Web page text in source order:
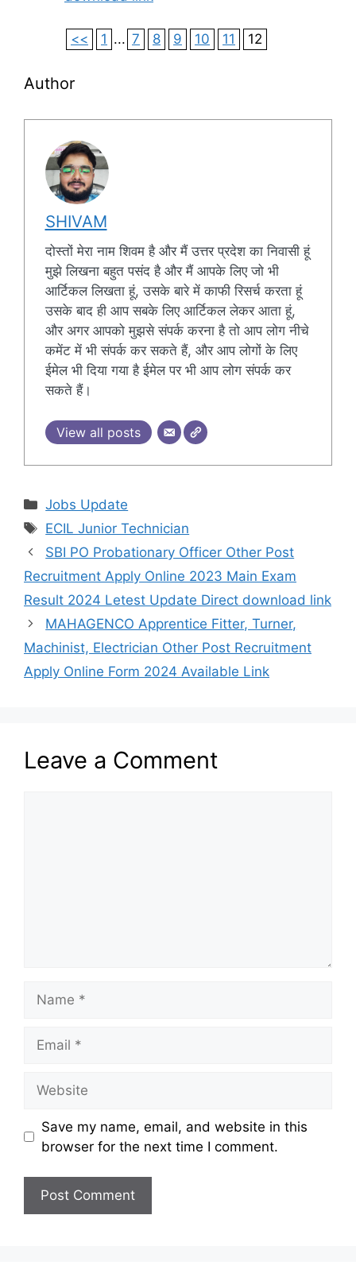
<< 1 ... 7 8 9 10 11 12
Author
SHIVAM
दोस्तों मेरा नाम शिवम है और मैं उत्तर प्रदेश का निवासी हूं
मुझे लिखना बहुत पसंद है और मैं आपके लिए जो भी
आर्टिकल लिखता हूं, उसके बारे में काफी रिसर्च करता हूं
उसके बाद ही आप सबके लिए आर्टिकल लेकर आता हूं,
और अगर आपको मुझसे संपर्क करना है तो आप लोग नीचे
कमेंट में भी संपर्क कर सकते हैं, और आप लोगों के लिए
ईमेल भी दिया गया है ईमेल पर भी आप लोग संपर्क कर
सकते हैं।
View all posts
Categories
Jobs Update
Tags
ECIL Junior Technician
SBI PO Probationary Officer Other Post
Recruitment Apply Online 2023 Main Exam
Result 2024 Letest Update Direct download link
MAHAGENCO Apprentice Fitter, Turner,
Machinist, Electrician Other Post Recruitment
Apply Online Form 2024 Available Link
Leave a Comment
Save my name, email, and website in this
browser for the next time I comment.